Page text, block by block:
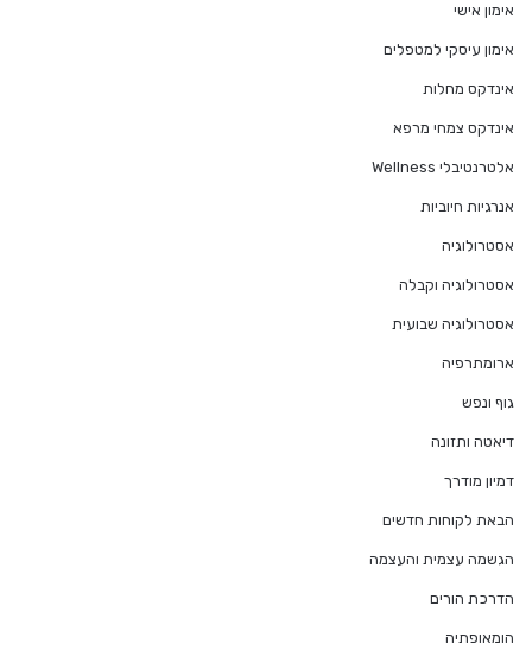
אימון אישי
אימון עיסקי למטפלים
אינדקס מחלות
אינדקס צמחי מרפא
אלטרנטיבלי Wellness
אנרגיות חיוביות
אסטרולוגיה
אסטרולוגיה וקבלה
אסטרולוגיה שבועית
ארומתרפיה
גוף ונפש
דיאטה ותזונה
דמיון מודרך
הבאת לקוחות חדשים
הגשמה עצמית והעצמה
הדרכת הורים
הומאופתיה